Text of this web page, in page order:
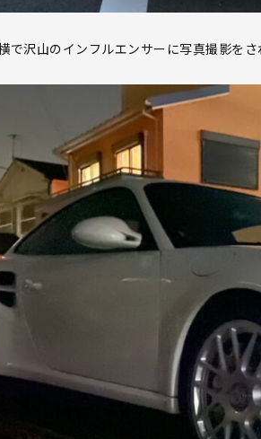
で沢山のインフルエンサーに写真撮影を